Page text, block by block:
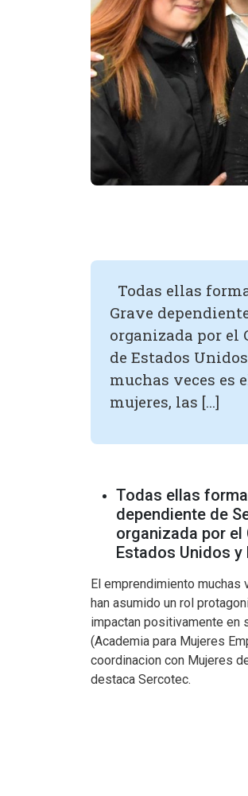
Todas ellas
Grave
organizada por el
de Estados
muchas veces es
mujeres, las […]
Todas ellas
dependiente de
organizada por el
Estados Unidos
El emprendimiento
han asumido un rol
impactan positivamente en
(Academia para Mujeres
coordinacion con Mujeres
destaca Sercotec.